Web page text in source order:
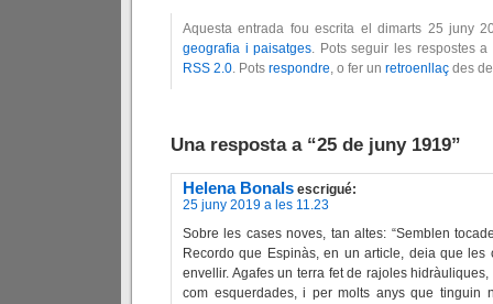
Aquesta entrada fou escrita el dimarts 25 juny
geografia i paisatges. Pots seguir les respostes
RSS 2.0. Pots respondre, o fer un retroenllaç des
Una resposta a “25 de juny 1919”
Helena Bonals escrigué:
25 juny 2019 a les 11.23
Sobre les cases noves, tan altes: “Semblen
Recordo que Espinàs, en un article, deia que les
envellir. Agafes un terra fet de rajoles
com esquerdades, i per molts anys que tinguin